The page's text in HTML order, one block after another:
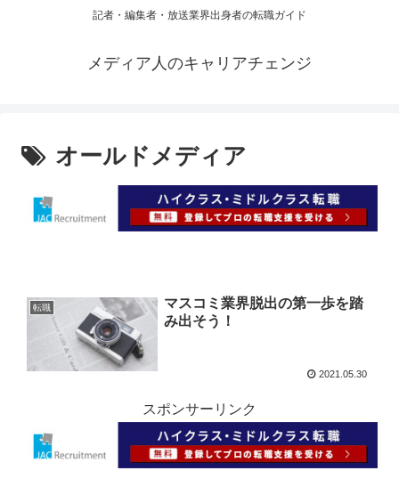
記者・編集者・放送業界出身者の転職ガイド
メディア人のキャリアチェンジ
オールドメディア
転職
マスコミ業界脱出の第一歩を踏
み出そう！
2021.05.30
スポンサーリンク